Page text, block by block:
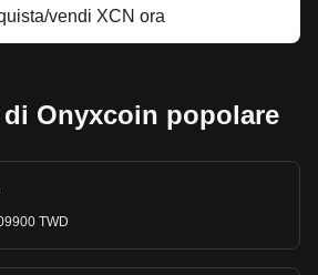
vendi XCN ora
Onyxcoin popolare
TWD